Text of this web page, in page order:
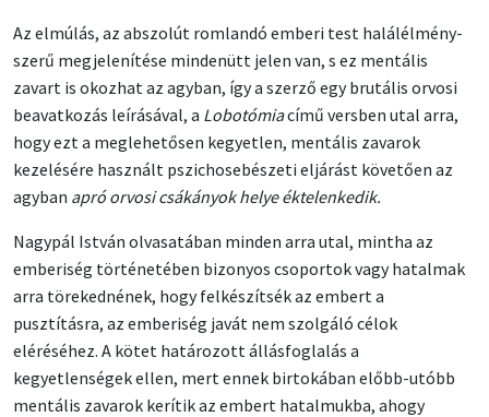
Az elmúlás, az abszolút romlandó emberi test halálélmény-
szerű megjelenítése mindenütt jelen van, s ez mentális
zavart is okozhat az agyban, így a szerző egy brutális orvosi
beavatkozás leírásával, a Lobotómiacímű versben utal arra,
hogy ezt a meglehetősen kegyetlen, mentális zavarok
kezelésére használt pszichosebészeti eljárást követően az
agyban apró orvosi csákányok helye éktelenkedik.
Nagypál István olvasatában minden arra utal, mintha az
emberiség történetében bizonyos csoportok vagy hatalmak
arra törekednének, hogy felkészítsék az embert a
pusztításra, az emberiség javát nem szolgáló célok
eléréséhez. A kötet határozott állásfoglalás a
kegyetlenségek ellen, mert ennek birtokában előbb-utóbb
mentális zavarok kerítik az embert hatalmukba, ahogy